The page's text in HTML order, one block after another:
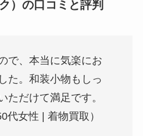
）の口コミと評判
で、本当に気楽にお
た。和装小物もしっ
ただけて満足です。
代女性 | 着物買取）